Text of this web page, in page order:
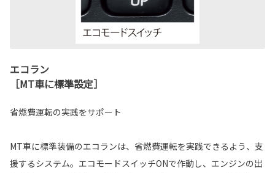
エコラン
［MT車に標準設定］
省燃費運転の実践をサポート
MT車に標準装備のエコランは、省燃費運転を実践できるよう、支
援するシステム。エコモードスイッチONで作動し、エンジンの出